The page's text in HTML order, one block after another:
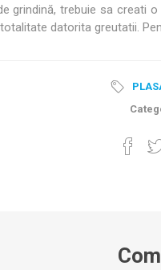
grindină, trebuie sa creati
datorita greutatii.